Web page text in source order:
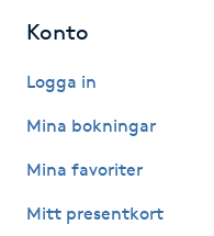
Gellack med förstärkning
Gravidmassage
Gruppträning
Konto
Logga in
Mina bokningar
Mina favoriter
Mitt presentkort